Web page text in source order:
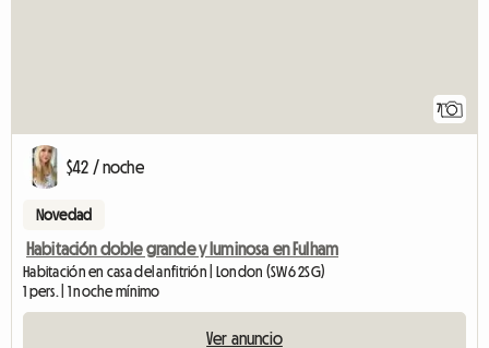
7
$42 / noche
Novedad
Habitación doble grande y luminosa en Fulham
Habitación en casa del anfitrión | London (SW6 2SG)
1 pers. | 1 noche mínimo
Ver anuncio